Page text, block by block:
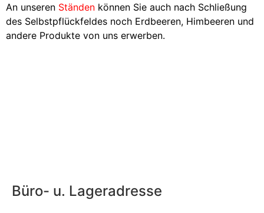
An unseren Ständen können Sie auch nach Schließung
des Selbstpflückfeldes noch Erdbeeren, Himbeeren und
andere Produkte von uns erwerben.
Büro- u. Lageradresse